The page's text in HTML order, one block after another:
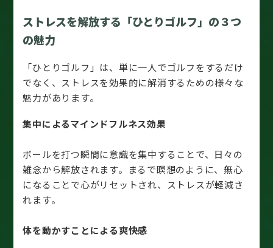
ストレスを解放する「ひとりゴルフ」の３つ
の魅力
「ひとりゴルフ」は、単に一人でゴルフをするだけ
でなく、ストレスを効果的に解消するための様々な
魅力があります。
集中によるマインドフルネス効果
ボールを打つ瞬間に意識を集中することで、日々の
雑念から解放されます。まるで瞑想のように、無心
になることで心がリセットされ、ストレスが軽減さ
れます。
体を動かすことによる爽快感